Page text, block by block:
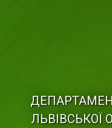
ЛЬВІВСЬКОЇ